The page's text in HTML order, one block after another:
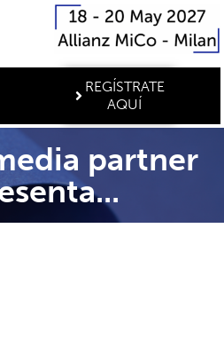
REGÍSTRATE
AQUÍ
partner